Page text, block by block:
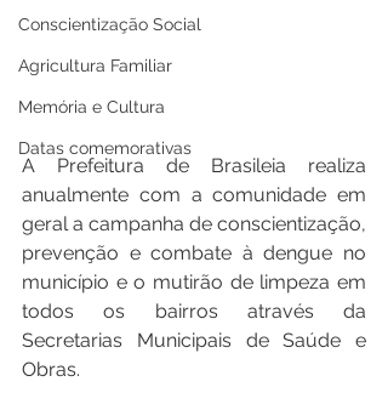
Conscientização Social
Agricultura Familiar
Memória e Cultura
Datas comemorativas
A Prefeitura de Brasileia realiza
anualmente com a comunidade em
geral a campanha de conscientização,
prevenção e combate à dengue no
município e o mutirão de limpeza em
todos os bairros através da
Secretarias Municipais de Saúde e
Obras.